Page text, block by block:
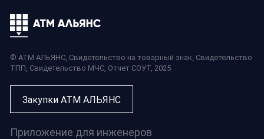
© АТМ АЛЬЯНС, Свидетельство на товарный знак, Свидетельство
ТПП, Свидетельство МЧС, Отчет СОУТ, 2025
Закупки АТМ АЛЬЯНС
Приложение для инженеров